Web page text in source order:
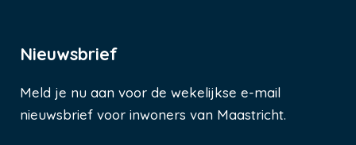
Nieuwsbrief
Meld je nu aan voor de wekelijkse e-mail
nieuwsbrief voor inwoners van Maastricht.